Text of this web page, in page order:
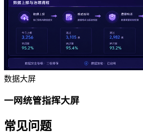
数据大屏
一网统管指挥大屏
常见问题